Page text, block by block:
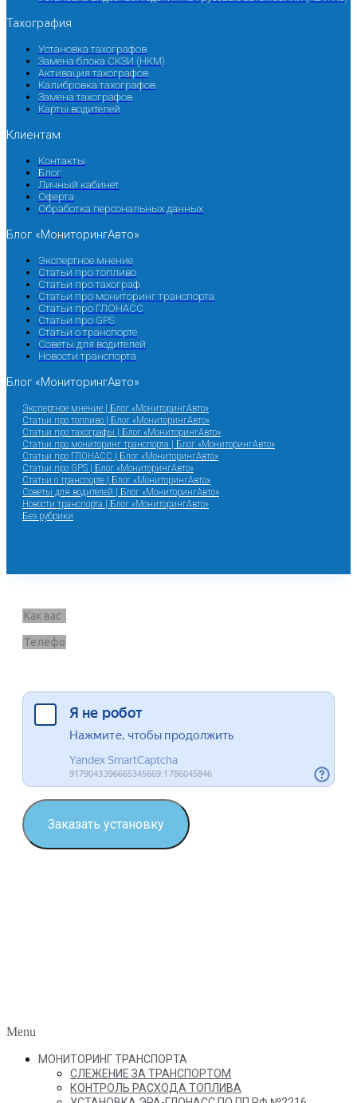
Тахография
Установка тахографов
Замена блока СКЗИ (НКМ)
Активация тахографов
Калибровка тахографов
Замена тахографов
Карты водителей
Клиентам
Контакты
Блог
Личный кабинет
Оферта
Обработка персональных данных
Блог «МониторингАвто»
Экспертное мнение
Статьи про топливо
Статьи про тахограф
Статьи про мониторинг транспорта
Статьи про ГЛОНАСС
Статьи про GPS
Статьи о транспорте
Советы для водителей
Новости транспорта
Блог «МониторингАвто»
Экспертное мнение | Блог «МониторингАвто»
Статьи про топливо | Блог «МониторингАвто»
Статьи про тахографы | Блог «МониторингАвто»
Статьи про мониторинг транспорта | Блог «МониторингАвто»
Статьи про ГЛОНАСС | Блог «МониторингАвто»
Статьи про GPS | Блог «МониторингАвто»
Статьи о транспорте | Блог «МониторингАвто»
Советы для водителей | Блог «МониторингАвто»
Новости транспорта | Блог «МониторингАвто»
Без рубрики
Заказать установку
Menu
МОНИТОРИНГ ТРАНСПОРТА
СЛЕЖЕНИЕ ЗА ТРАНСПОРТОМ
КОНТРОЛЬ РАСХОДА ТОПЛИВА